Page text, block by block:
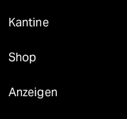
Kantine
Shop
Anzeigen